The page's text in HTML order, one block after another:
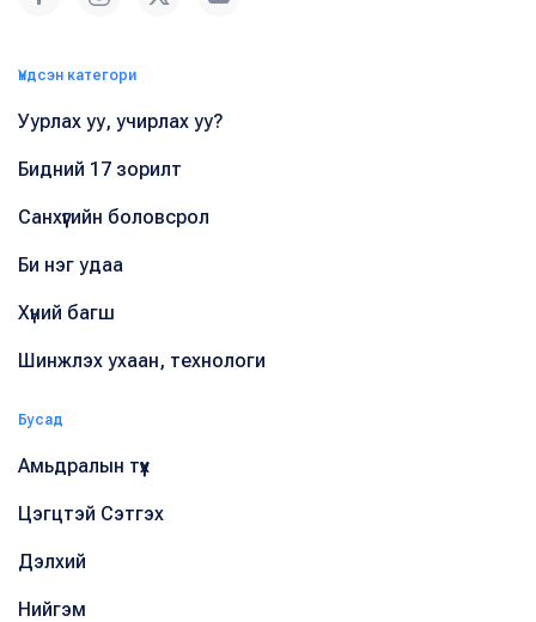
Үндсэн категори
Уурлах уу, учирлах уу?
Бидний 17 зорилт
Санхүүгийн боловсрол
Би нэг удаа
Хүний багш
Шинжлэх ухаан, технологи
Бусад
Амьдралын түүх
Цэгцтэй Сэтгэх
Дэлхий
Нийгэм